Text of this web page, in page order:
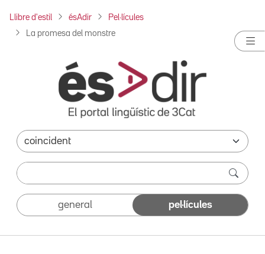
Llibre d'estil ésAdir Pel·lícules
La promesa del monstre
general pel·lícules